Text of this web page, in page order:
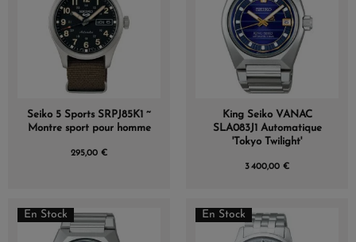
Seiko 5 Sports SRPJ85K1 ~
Montre sport pour homme
295,00 €
King Seiko VANAC
SLA083J1 Automatique
'Tokyo Twilight'
3 400,00 €
En Stock En Stock